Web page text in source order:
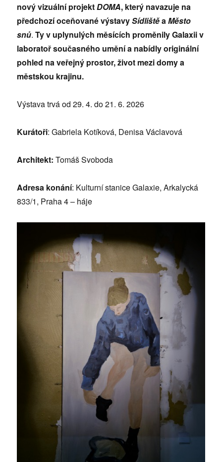
nový vizuální projektDOMA, který navazuje na
předchozí oceňované výstavySídlištěaMěsto
snů. Ty v uplynulých měsících proměnily Galaxii v
laboratoř současného umění a nabídly originální
pohled na veřejný prostor, život mezi domy a
městskou krajinu.
Výstava trvá od 29. 4. do 21. 6. 2026
Kurátoři: Gabriela Kotíková, Denisa Václavová
Architekt: Tomáš Svoboda
Adresa konání: Kulturní stanice Galaxie, Arkalycká
833/1, Praha 4 – háje